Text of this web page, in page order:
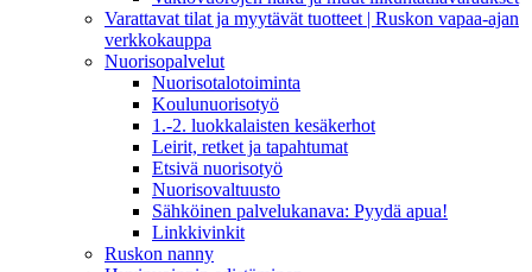
Varattavat tilat ja myytävät tuotteet | Ruskon vapaa-ajan
verkkokauppa
Nuorisopalvelut
Nuorisotalotoiminta
Koulunuorisotyö
1.-2. luokkalaisten kesäkerhot
Leirit, retket ja tapahtumat
Etsivä nuorisotyö
Nuorisovaltuusto
Sähköinen palvelukanava: Pyydä apua!
Linkkivinkit
Ruskon nanny